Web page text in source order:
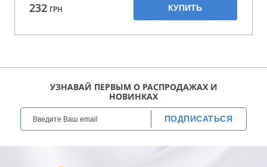
232 ГРН КУПИТЬ
УЗНАВАЙ ПЕРВЫМ О РАСПРОДАЖАХ И
НОВИНКАХ
ПОДПИСАТЬСЯ